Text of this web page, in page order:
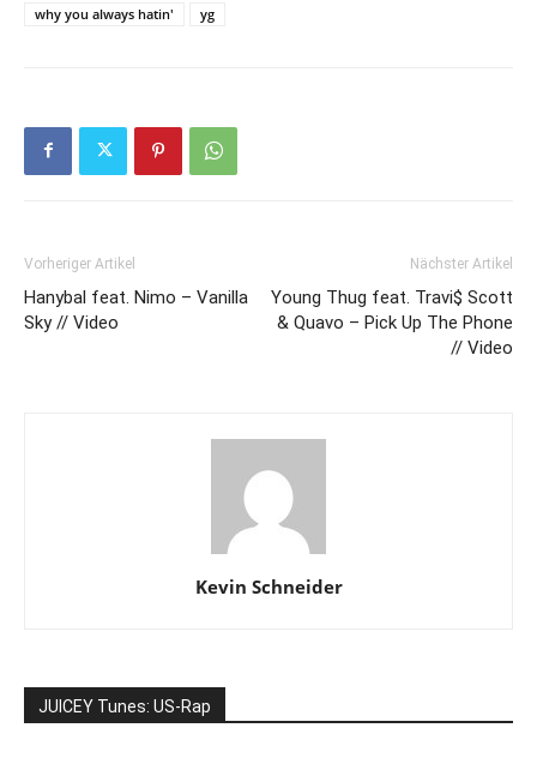
why you always hatin'
yg
Vorheriger Artikel
Hanybal feat. Nimo – Vanilla
Sky // Video
Nächster Artikel
Young Thug feat. Travi$ Scott
& Quavo – Pick Up The Phone
// Video
Kevin Schneider
JUICEY Tunes: US-Rap